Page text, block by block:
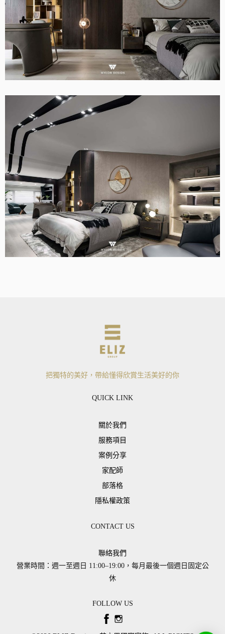
把獨特的美好，帶給懂得欣賞生活美好的你
QUICK LINK
關於我們
服務項目
案例分享
家配師
部落格
隱私權政策
CONTACT US
聯絡我們
營業時間：週一至週日 11:00–19:00，每月最後一個週日固定公
休
FOLLOW US